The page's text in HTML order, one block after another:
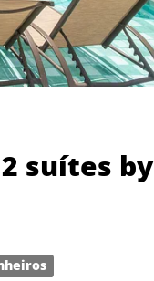
suítes by